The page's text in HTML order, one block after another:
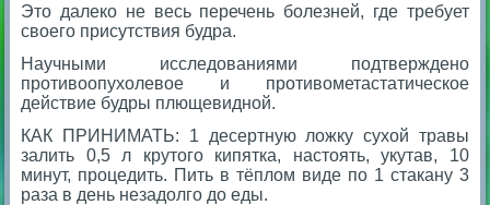
Это далеко не весь перечень болезней, где требует
своего присутствия будра.
Научными исследованиями подтверждено
противоопухолевое и противометастатическое
действие будры плющевидной.
КАК ПРИНИМАТЬ: 1 десертную ложку сухой травы
залить 0,5 л крутого кипятка, настоять, укутав, 10
минут, процедить. Пить в тёплом виде по 1 стакану 3
раза в день незадолго до еды.